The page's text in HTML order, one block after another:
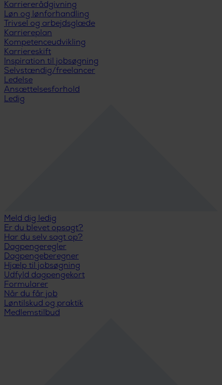
Karriererådgivning
Løn og lønforhandling
Trivsel og arbejdsglæde
Karriereplan
Kompetenceudvikling
Karriereskift
Inspiration til jobsøgning
Selvstændig/freelancer
Ledelse
Ansættelsesforhold
Ledig
Meld dig ledig
Er du blevet opsagt?
Har du selv sagt op?
Dagpengeregler
Dagpengeberegner
Hjælp til jobsøgning
Udfyld dagpengekort
Formularer
Når du får job
Løntilskud og praktik
Medlemstilbud